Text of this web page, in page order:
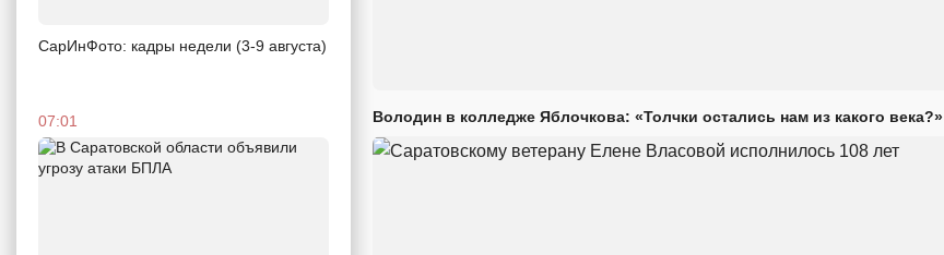
СарИнФото: кадры недели (3-9 августа)
07:01 Володин в колледже Яблочкова: «Толчки остались нам из какого века?»